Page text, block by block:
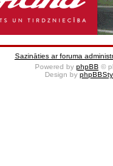
Sazināties ar foruma
Powered by phpBB ©
Design by